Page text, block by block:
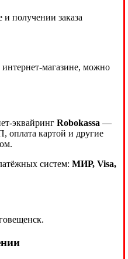
и получении заказа
магазине, можно
эквайринг Robokassa —
оплата картой и другие
систем: МИР, Visa,